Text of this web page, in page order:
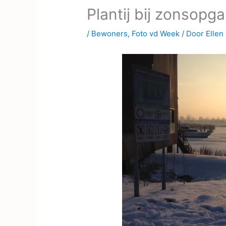
Plantij bij
/ Bewoners, Foto vd Week / Door Ellen